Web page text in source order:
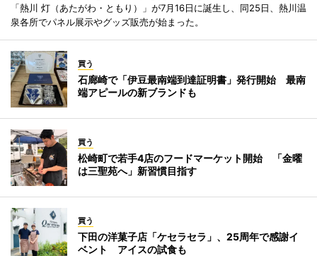
「熱川 灯（あたがわ・ともり）」が7月16日に誕生し、同25日、熱川温
泉各所でパネル展示やグッズ販売が始まった。
買う
石廊崎で「伊豆最南端到達証明書」発行開始 最南
端アピールの新ブランドも
買う
松崎町で若手4店のフードマーケット開始 「金曜
は三聖苑へ」新習慣目指す
買う
下田の洋菓子店「ケセラセラ」、25周年で感謝イ
ベント アイスの試食も